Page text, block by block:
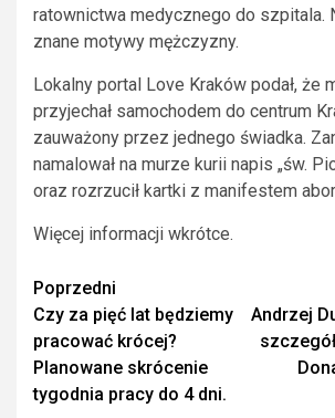
ratownictwa medycznego do szpitala.
znane motywy mężczyzny.
Lokalny portal Love Kraków podał, że
przyjechał samochodem do centrum
zauważony przez jednego świadka.
namalował na murze kurii napis „św.
oraz rozrzucił kartki z manifestem
Więcej informacji wkrótce.
Zobacz
wpisy
Poprzedni
Czy za pięć lat będziemy
pracować krócej?
Planowane skrócenie
tygodnia pracy do 4 dni.
Andrzej